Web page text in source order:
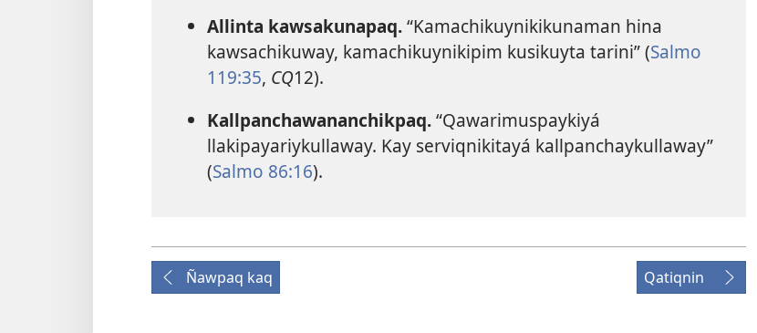
Allinta kawsakunapaq.“Kamachikuynikikunaman hina
kawsachikuway, kamachikuynikipim kusikuyta tarini” (Salmo
119:35, CQ12).
Kallpanchawananchikpaq.“Qawarimuspaykiyá
llakipayariykullaway. Kay serviqnikitayá kallpanchaykullaway”
(Salmo 86:16).
Ñawpaq kaq Qatiqnin